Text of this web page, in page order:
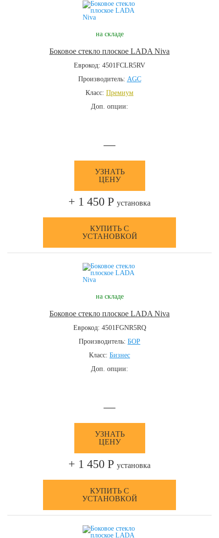
на складе
Боковое стекло плоское LADA Niva
Еврокод: 4501FCLR5RV
Производитель: AGC
Класс: Премиум
Доп. опции:
—
УЗНАТЬ
ЦЕНУ
+ 1 450 Р установка
КУПИТЬ С
УСТАНОВКОЙ
на складе
Боковое стекло плоское LADA Niva
Еврокод: 4501FGNR5RQ
Производитель: БОР
Класс: Бизнес
Доп. опции:
—
УЗНАТЬ
ЦЕНУ
+ 1 450 Р установка
КУПИТЬ С
УСТАНОВКОЙ